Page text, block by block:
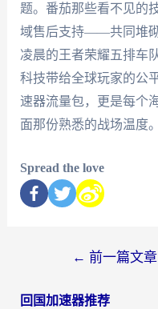
题。番茄那些看不见的
域售后支持——共同堆
凌晨的王者荣耀五排车
科技带给全球玩家的公
速器流量包，更是每个
面那份熟悉的战场温度。
Spread the love
← 前一篇文章
回国加速器推荐